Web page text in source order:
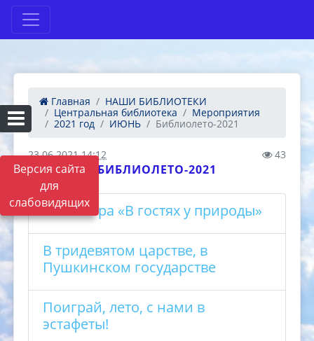
Версия сайта
для
слабовидящих
Главная
НАШИ БИБЛИОТЕКИ
Центральная библиотека
Мероприятия
2021 год
ИЮНЬ Библиолето-2021
23.06.2021 14:12 43
БИБЛИОЛЕТО-2021
квест-игра «В гостях у природы»
В тридевятом царстве, в
Пушкинском государстве
Поиграй, лето, с нами в
эстафеты!